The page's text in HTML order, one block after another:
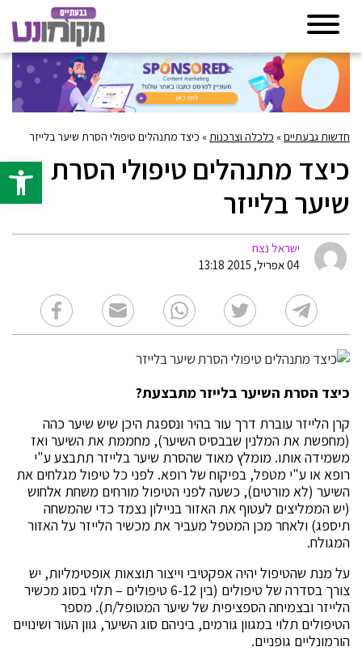
פתח
חדשות גבעתיים» כלכלה וצרכנות » כיצד מתנהלים טיפולי הסרת שיער בלייזר
כיצד מתנהלים טיפולי הסרת
שיער בלייזר
ישראל נצח
04 אפריל, 2015 13:18
כיצד הסרת השיער בלייזר מתבצעת?
קרן הלייזר עוברת דרך עור בהיר ונספגת היכן שיש שיער כהה
(מחפשת את המלנין שבבסיס השיער), מחממת את השיער ואז
משמידה אותו. מומלץ מאוד שהסרת שיער בלייזר תתבצע ע"י
רופא או ע"י מטפל, בפיקוח של רופא. לפני כל טיפול מגלחים את
השיער (לא מורטים), כשעה לפני הטיפול מורחים משחת אלחוש
(יש הממליצים לעטוף את האזור בניילון נצמד כדי שהמשחה
תיספג) ולאחר מכן המטפל מעביר את מכשיר הלייזר על האזור
המגולח.
על מנת שהטיפול יהיה אפקטיבי וייצור תוצאות אופטימליות, יש
צורך בסדרה של טיפולים (בין 6-12 טיפולים – תלוי בסוג מכשיר
הלייזר ובצמיחה הספציפית של שיער המטופל/ת). מספר
הטיפולים תלוי במגוון גורמים, ביניהם סוג השיער, גוון העור ושינויים
הורמונליים גופניים.